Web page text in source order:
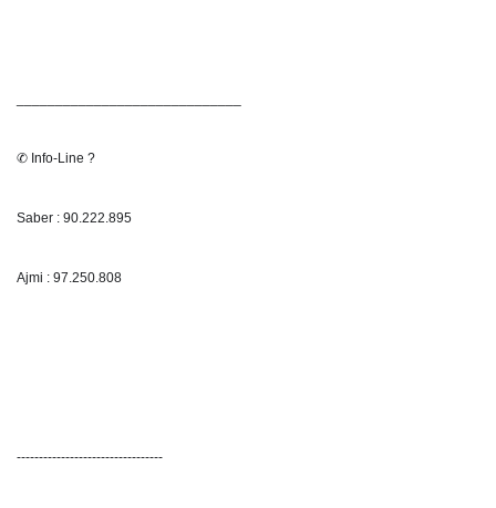
✆ Info-Line ?
Saber : 90.222.895
Ajmi : 97.250.808
---------------------------------